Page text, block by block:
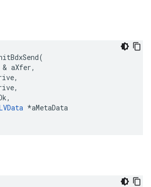
(
& aXfer,
,
,
,
*aMetaData